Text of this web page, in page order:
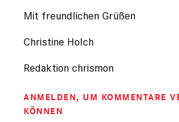
Mit freundlichen Grüßen
Christine Holch
Redaktion chrismon
ANMELDEN, UM KOMMENTARE
KÖNNEN